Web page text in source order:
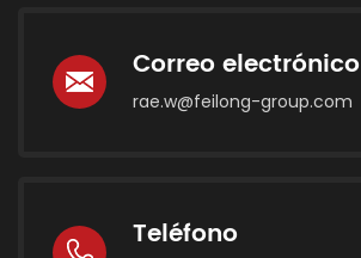
Correo electrónico
rae.w@feilong-group.com
Teléfono